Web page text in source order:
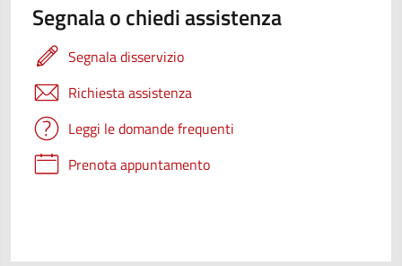
Segnala o chiedi assistenza
Segnala disservizio
Richiesta assistenza
Leggi le domande frequenti
Prenota appuntamento